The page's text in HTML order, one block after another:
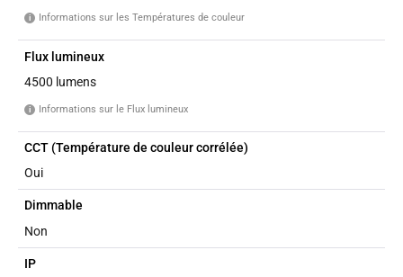
i Informations sur les Températures de couleur
Flux lumineux
4500 lumens
i Informations sur le Flux lumineux
CCT (Température de couleur corrélée)
Oui
Dimmable
Non
IP